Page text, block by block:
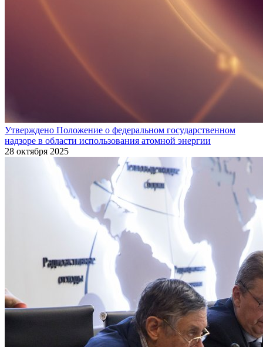
Утверждено Положение о федеральном государственном
надзоре в области использования атомной энергии
28 октября 2025